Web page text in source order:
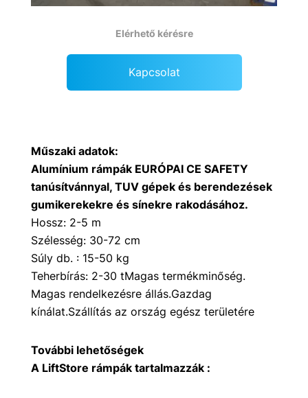
Elérhető kérésre
Kapcsolat
Műszaki adatok:
Alumínium rámpák EURÓPAI CE SAFETY
tanúsítvánnyal, TUV gépek és berendezések
gumikerekekre és sínekre rakodásához.
Hossz: 2-5 m
Szélesség: 30-72 cm
Súly db. : 15-50 kg
Teherbírás: 2-30 tMagas termékminőség.
Magas rendelkezésre állás.Gazdag
kínálat.Szállítás az ország egész területére
További lehetőségek
A LiftStore rámpák tartalmazzák :